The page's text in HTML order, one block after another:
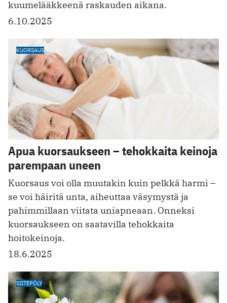
kuumelääkkeenä raskauden aikana.
6.10.2025
KUORSAUS
Apua kuorsaukseen – tehokkaita keinoja
parempaan uneen
Kuorsaus voi olla muutakin kuin pelkkä harmi –
se voi häiritä unta, aiheuttaa väsymystä ja
pahimmillaan viitata uniapneaan. Onneksi
kuorsaukseen on saatavilla tehokkaita
hoitokeinoja.
18.6.2025
SIITEPÖLY